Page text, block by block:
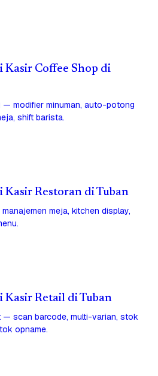
Kasir Coffee Shop di
— modifier minuman, auto-potong
shift barista.
Kasir Restoran di Tuban
meja, kitchen display,
Kasir Retail di Tuban
— scan barcode, multi-varian, stok
opname.